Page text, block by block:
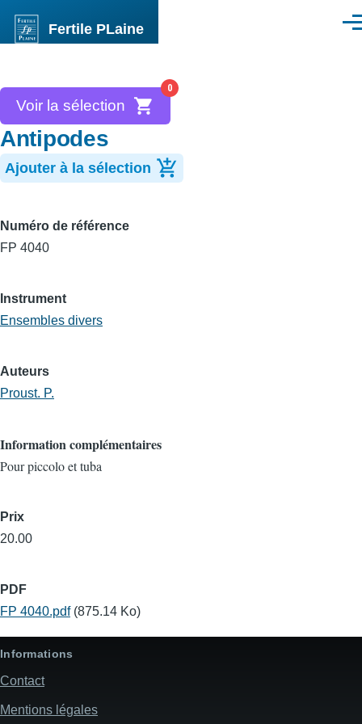
Fertile PLaine
0
Voir la sélection
Antipodes
Ajouter à la sélection
Numéro de référence
FP 4040
Instrument
Ensembles divers
Auteurs
Proust. P.
Information complémentaires
Pour piccolo et tuba
Prix
20.00
PDF
FP 4040.pdf (875.14 Ko)
Informations
Contact
Mentions légales